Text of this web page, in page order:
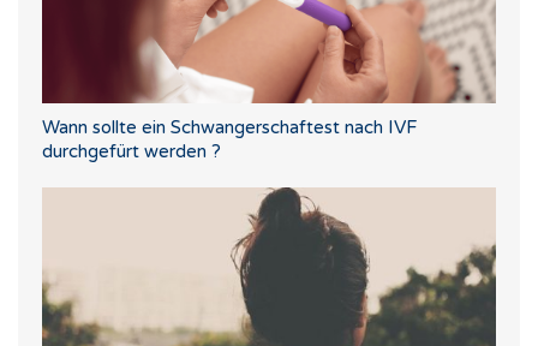
Wann sollte ein Schwangerschaftest nach IVF
durchgefürt werden ?